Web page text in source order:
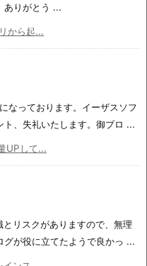
ありがとう ...
から起...
なっております。イーザスソフ
ト、失礼いたします。御ブロ ...
UPして...
リスクがありますので、無理
グが役に立てたようで良かっ ...